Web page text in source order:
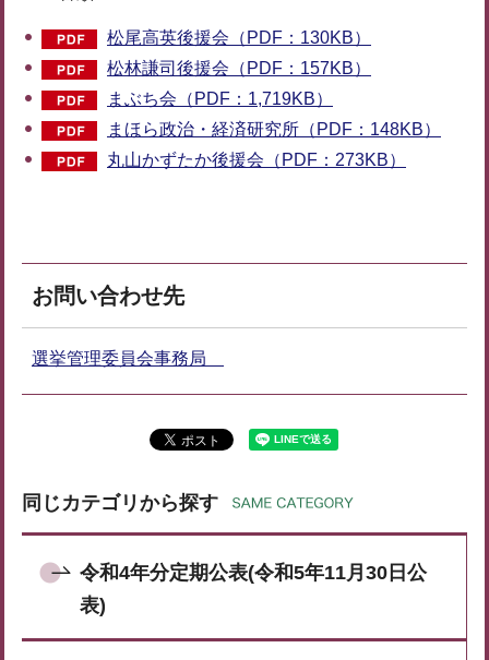
松尾高英後援会（PDF：130KB）
松林謙司後援会（PDF：157KB）
まぶち会（PDF：1,719KB）
まほら政治・経済研究所（PDF：148KB）
丸山かずたか後援会（PDF：273KB）
お問い合わせ先
選挙管理委員会事務局
同じカテゴリから探す
令和4年分定期公表(令和5年11月30日公
表)